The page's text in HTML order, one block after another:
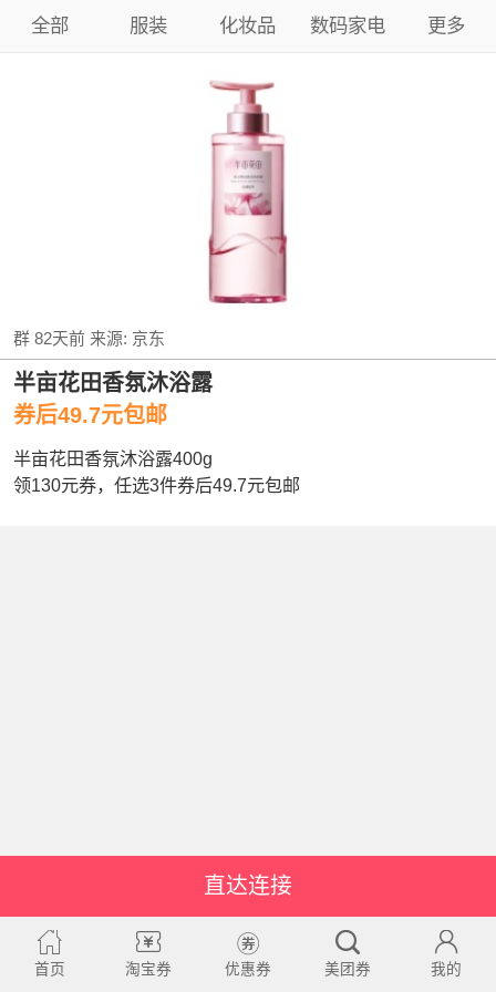
全部 服装 化妆品 数码家电 更多
群 82天前来源: 京东
半亩花田香氛沐浴露
券后49.7元包邮
半亩花田香氛沐浴露400g
领130元券，任选3件券后49.7元包邮
直达连接
首页 淘宝券 优惠券 美团券 我的